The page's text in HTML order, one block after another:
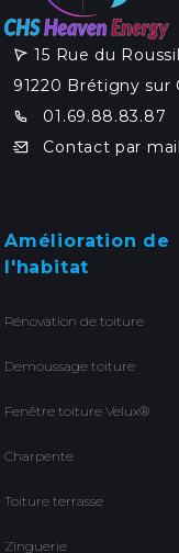
Nos coordonnées
15 Rue du
91220 Brétigny sur
01.69.88.83.87
Contact par
Amélioration de
l'habitat
Rénovation de toiture
Demoussage toiture
Fenêtre toiture Velux®
Charpente
Toiture terrasse
Zinguerie